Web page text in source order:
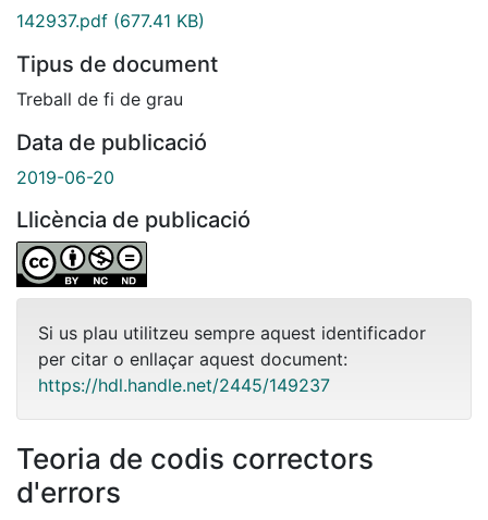
142937.pdf (677.41 KB)
Tipus de document
Treball de fi de grau
Data de publicació
2019-06-20
Llicència de publicació
Si us plau utilitzeu sempre aquest identificador
per citar o enllaçar aquest document:
https://hdl.handle.net/2445/149237
Teoria de codis correctors
d'errors